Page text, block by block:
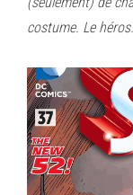
costume. Le